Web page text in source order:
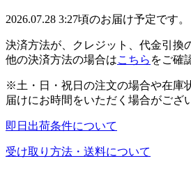
2026.07.28 3:27頃のお届け予定です。
決済方法が、クレジット、代金引換
他の決済方法の場合はこちら をご確
※土・日・祝日の注文の場合や在庫
届けにお時間をいただく場合がござ
即日出荷条件について
受け取り方法・送料について